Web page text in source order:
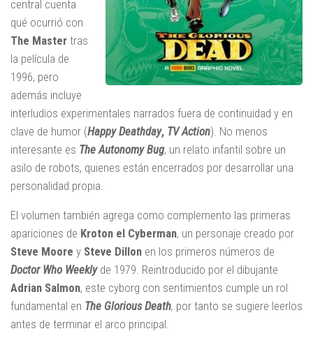
central cuenta
qué ocurrió con
The Master tras
la película de
1996, pero
además incluye
interludios experimentales narrados fuera de continuidad y en
clave de humor (Happy Deathday, TV Action). No menos
interesante es The Autonomy Bug, un relato infantil sobre un
asilo de robots, quienes están encerrados por desarrollar una
personalidad propia.
El volumen también agrega como complemento las primeras
apariciones de Kroton el Cyberman, un personaje creado por
Steve Moore y Steve Dillon en los primeros números de
Doctor Who Weekly de 1979. Reintroducido por el dibujante
Adrian Salmon, este cyborg con sentimientos cumple un rol
fundamental en The Glorious Death, por tanto se sugiere leerlos
antes de terminar el arco principal.